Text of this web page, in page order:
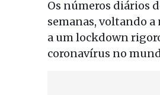
Os números diários
semanas, voltando
a um lockdown
coronavírus no